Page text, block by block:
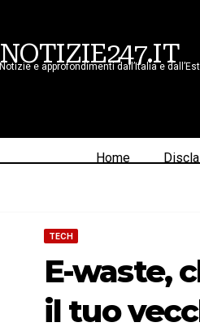
NOTIZIE247.IT
Notizie e approfondimenti dall’Italia e
Home
TECH
E-waste,
il tuo